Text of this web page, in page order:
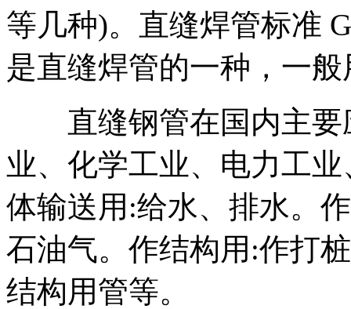
等几种)。直缝焊管标准
是直缝焊管的一种，一
直缝钢管在国内主要
业、化学工业、电力工
体输送用:给水、排水。
石油气。作结构用:作打
结构用管等。